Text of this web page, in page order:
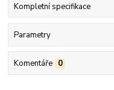
Kompletní specifikace
Parametry
Komentáře 0